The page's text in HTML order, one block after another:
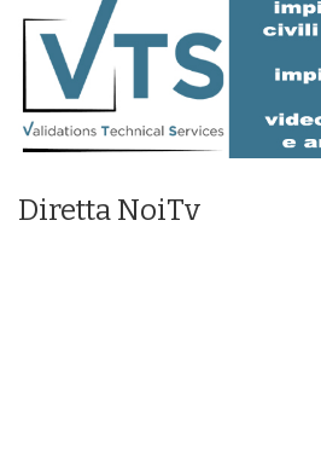
Diretta NoiTv